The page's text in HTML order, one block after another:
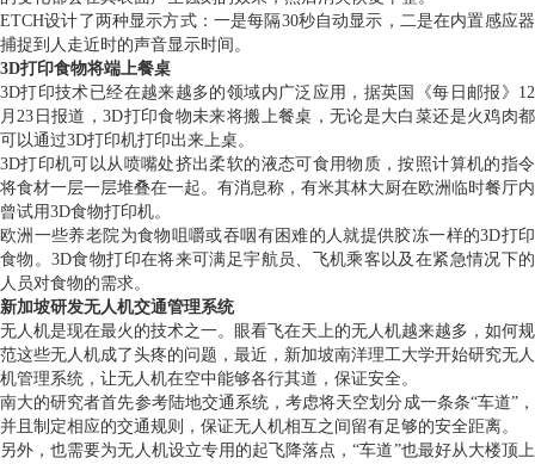
ETCH设计了两种显示方式：一是每隔30秒自动显示，二是在内置感应器
捕捉到人走近时的声音显示时间。
3D打印食物将端上餐桌
3D打印技术已经在越来越多的领域内广泛应用，据英国《每日邮报》12
月23日报道，3D打印食物未来将搬上餐桌，无论是大白菜还是火鸡肉都
可以通过3D打印机打印出来上桌。
3D打印机可以从喷嘴处挤出柔软的液态可食用物质，按照计算机的指令
将食材一层一层堆叠在一起。有消息称，有米其林大厨在欧洲临时餐厅内
曾试用3D食物打印机。
欧洲一些养老院为食物咀嚼或吞咽有困难的人就提供胶冻一样的3D打印
食物。3D食物打印在将来可满足宇航员、飞机乘客以及在紧急情况下的
人员对食物的需求。
新加坡研发无人机交通管理系统
无人机是现在最火的技术之一。眼看飞在天上的无人机越来越多，如何规
范这些无人机成了头疼的问题，最近，新加坡南洋理工大学开始研究无人
机管理系统，让无人机在空中能够各行其道，保证安全。
南大的研究者首先参考陆地交通系统，考虑将天空划分成一条条“车道”，
并且制定相应的交通规则，保证无人机相互之间留有足够的安全距离。
另外，也需要为无人机设立专用的起飞降落点，“车道”也最好从大楼顶上